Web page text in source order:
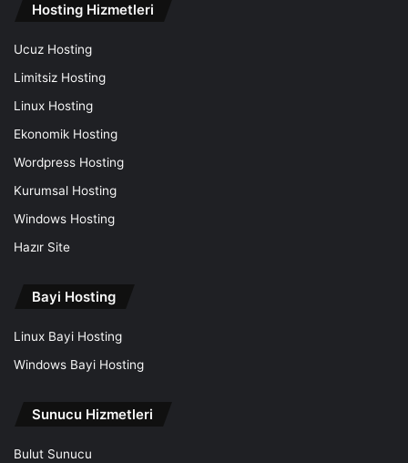
Hosting Hizmetleri
Ucuz Hosting
Limitsiz Hosting
Linux Hosting
Ekonomik Hosting
Wordpress Hosting
Kurumsal Hosting
Windows Hosting
Hazır Site
Bayi Hosting
Linux Bayi Hosting
Windows Bayi Hosting
Sunucu Hizmetleri
Bulut Sunucu